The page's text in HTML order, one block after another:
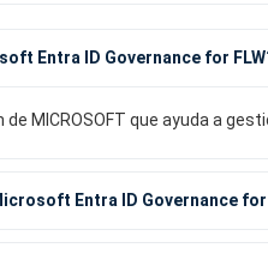
Entra ID Governance for
de MICROSOFT que ayuda a
Entra ID Governance for